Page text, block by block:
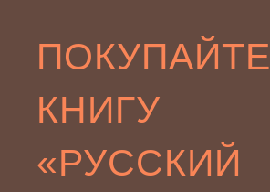
ПОКУПАЙТЕ
КНИГУ
«РУССКИЙ